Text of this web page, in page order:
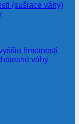
(sušiace váhy)
hmotnosti
váhy